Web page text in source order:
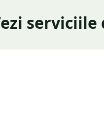
serviciile